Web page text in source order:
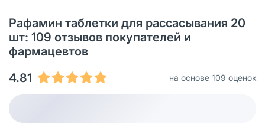
Рафамин таблетки для рассасывания 20
шт: 109 отзывов покупателей и
фармацевтов
4.81
на основе 109 оценок